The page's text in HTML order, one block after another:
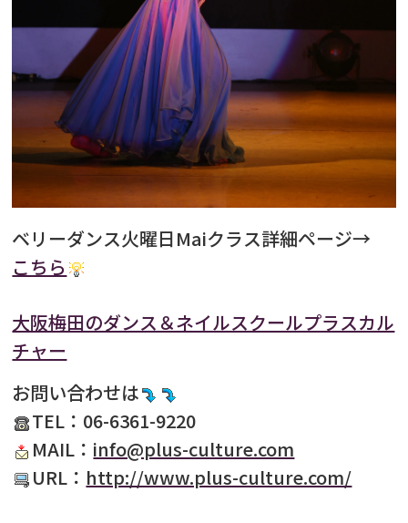
ベリーダンス火曜日Maiクラス詳細ページ→
こちら
大阪梅田のダンス＆ネイルスクールプラスカル
チャー
お問い合わせは
TEL：06-6361-9220
MAIL： info@plus-culture.com
URL： http://www.plus-culture.com/